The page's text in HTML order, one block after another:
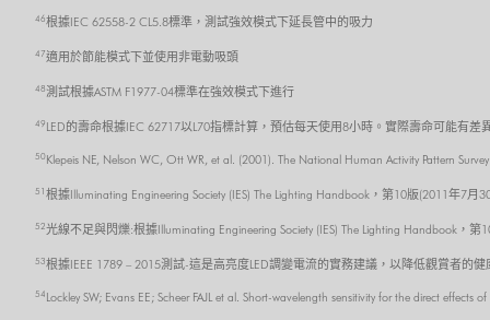
46根據IEC 62558-2 CL5.8標準，測試強效模式下延長管中的吸力
47適用於節能模式下並使用非電動吸頭
48 測試根據ASTM F1977-04標準在強效模式下進行
49 LED的壽命根據IEC 62717以L70指標計算，預估每天使用8小時。實際壽命可能有差
50Klepeis NE, Nelson WC, Ott WR, et al. (2001). The National Human Activity Pattern
51 根據Illuminating Engineering Society (IES) The Lighting Handbook，第10版(2011年7月
52光線不足與閃爍:根據Illuminating Engineering Society (IES) The Lighting Handbook，
53根據IEEE 1789 – 2015測試-這是高亮度LED調變電流的實務建議，以降低觀賞者的健
54 Lockley SW; Evans EE; Scheer FAJL et al. Short-wavelength sensitivity for the direct